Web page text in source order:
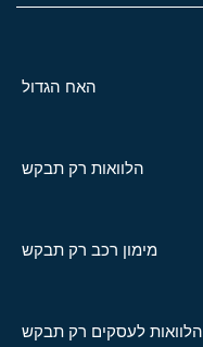
האח הגדול
הלוואות רק תבקש
מימון רכב רק תבקש
הלוואות לעסקים רק תבקש